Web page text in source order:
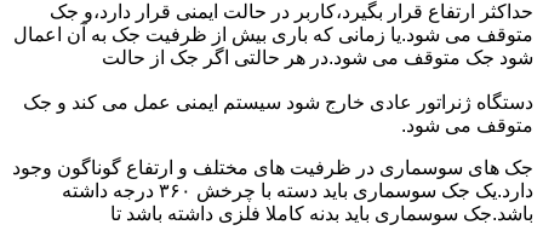
حداکثر ارتفاع قرار بگیرد،کاربر در حالت ایمنی قرار دارد،و جک
متوقف می شود.یا زمانی که باری بیش از ظرفیت جک به آن اعمال
شود جک متوقف می شود.در هر حالتی اگر جک از حالت
دستگاه ژنراتور عادی خارج شود سیستم ایمنی عمل می کند و جک
متوقف می شود.
جک های سوسماری در ظرفیت های مختلف و ارتفاع گوناگون وجود
دارد.یک جک سوسماری باید دسته با چرخش ۳۶۰ درجه داشته
باشد.جک سوسماری باید بدنه کاملا فلزی داشته باشد تا